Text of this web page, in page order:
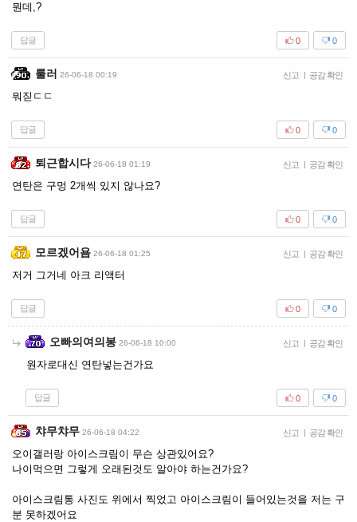
뭔데,?
답글 0
0
룰러 26-06-18 00:19 신고 | 공감 확인
뭐짇ㄷㄷ
답글 0
0
퇴근합시다 26-06-18 01:19 신고 | 공감 확인
연탄은 구멍 2개씩 있지 않나요?
답글 0
0
모르겠어욤 26-06-18 01:25 신고 | 공감 확인
저거 그거네 아크 리액터
답글 0
0
오빠의여의봉 26-06-18 10:00 신고 | 공감 확인
원자로대신 연탄넣는건가요
답글 0
0
챠무챠무 26-06-18 04:22 신고 | 공감 확인
오이갤러랑 아이스크림이 무슨 상관있어요?
나이먹으면 그렇게 오래된것도 알아야 하는건가요?
아이스크림통 사진도 위에서 찍었고 아이스크림이 들어있는것을 저는 구
분 못하겠어요